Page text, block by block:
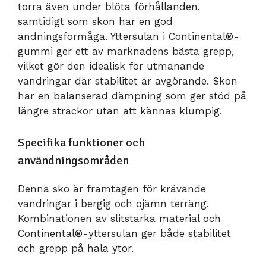
torra även under blöta förhållanden,
samtidigt som skon har en god
andningsförmåga. Yttersulan i Continental®-
gummi ger ett av marknadens bästa grepp,
vilket gör den idealisk för utmanande
vandringar där stabilitet är avgörande. Skon
har en balanserad dämpning som ger stöd på
längre sträckor utan att kännas klumpig.
Specifika funktioner och
användningsområden
Denna sko är framtagen för krävande
vandringar i bergig och ojämn terräng.
Kombinationen av slitstarka material och
Continental®-yttersulan ger både stabilitet
och grepp på hala ytor.